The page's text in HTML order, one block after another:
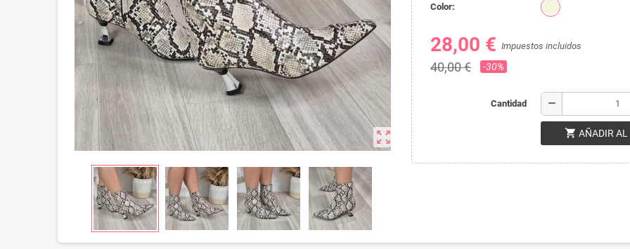
zoom_out_map
Color:
28,00 € Impuestos incluidos
40,00 € -30%
Cantidad remove
shopping_cart AÑADIR AL